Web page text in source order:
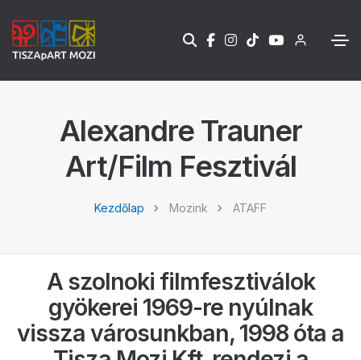
Alexandre Trauner
Art/Film Fesztivál
Kezdőlap Mozink ATAFF
A szolnoki filmfesztiválok
gyökerei 1969-re nyúlnak
vissza városunkban, 1998 óta a